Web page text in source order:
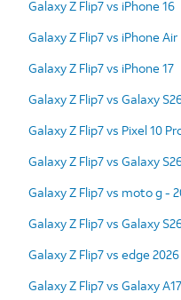
Galaxy Z Flip7 vs iPhone 16
Galaxy Z Flip7 vs iPhone Air
Galaxy Z Flip7 vs iPhone 17
Galaxy Z Flip7 vs Galaxy
Galaxy Z Flip7 vs Pixel 10
Galaxy Z Flip7 vs Galaxy
Galaxy Z Flip7 vs moto g -
Galaxy Z Flip7 vs Galaxy
Galaxy Z Flip7 vs edge 2026
Galaxy Z Flip7 vs Galaxy